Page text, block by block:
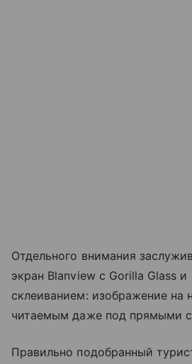
Отдельного внимания
экран Blanview с Gorilla Glass и
склеиванием: изображение на
читаемым даже под прямыми
Правильно подобранный